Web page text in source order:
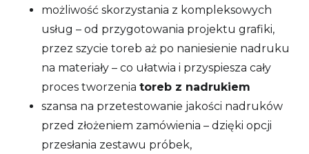
możliwość skorzystania z kompleksowych
usług – od przygotowania projektu grafiki,
przez szycie toreb aż po naniesienie nadruku
na materiały – co ułatwia i przyspiesza cały
proces tworzenia toreb z nadrukiem
szansa na przetestowanie jakości nadruków
przed złożeniem zamówienia – dzięki opcji
przesłania zestawu próbek,